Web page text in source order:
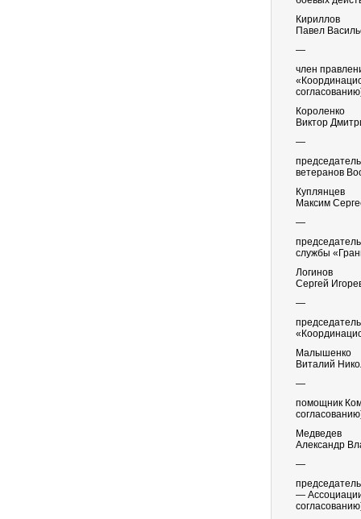
Кириллов
Павел
—
член
Короленко
Виктор
—
ветеранов
Куплянцев
Максим
—
службы
Логинов
Сергей
—
Малышенко
Виталий
—
помощник
Медведев
Александр
—
— Ассоциации